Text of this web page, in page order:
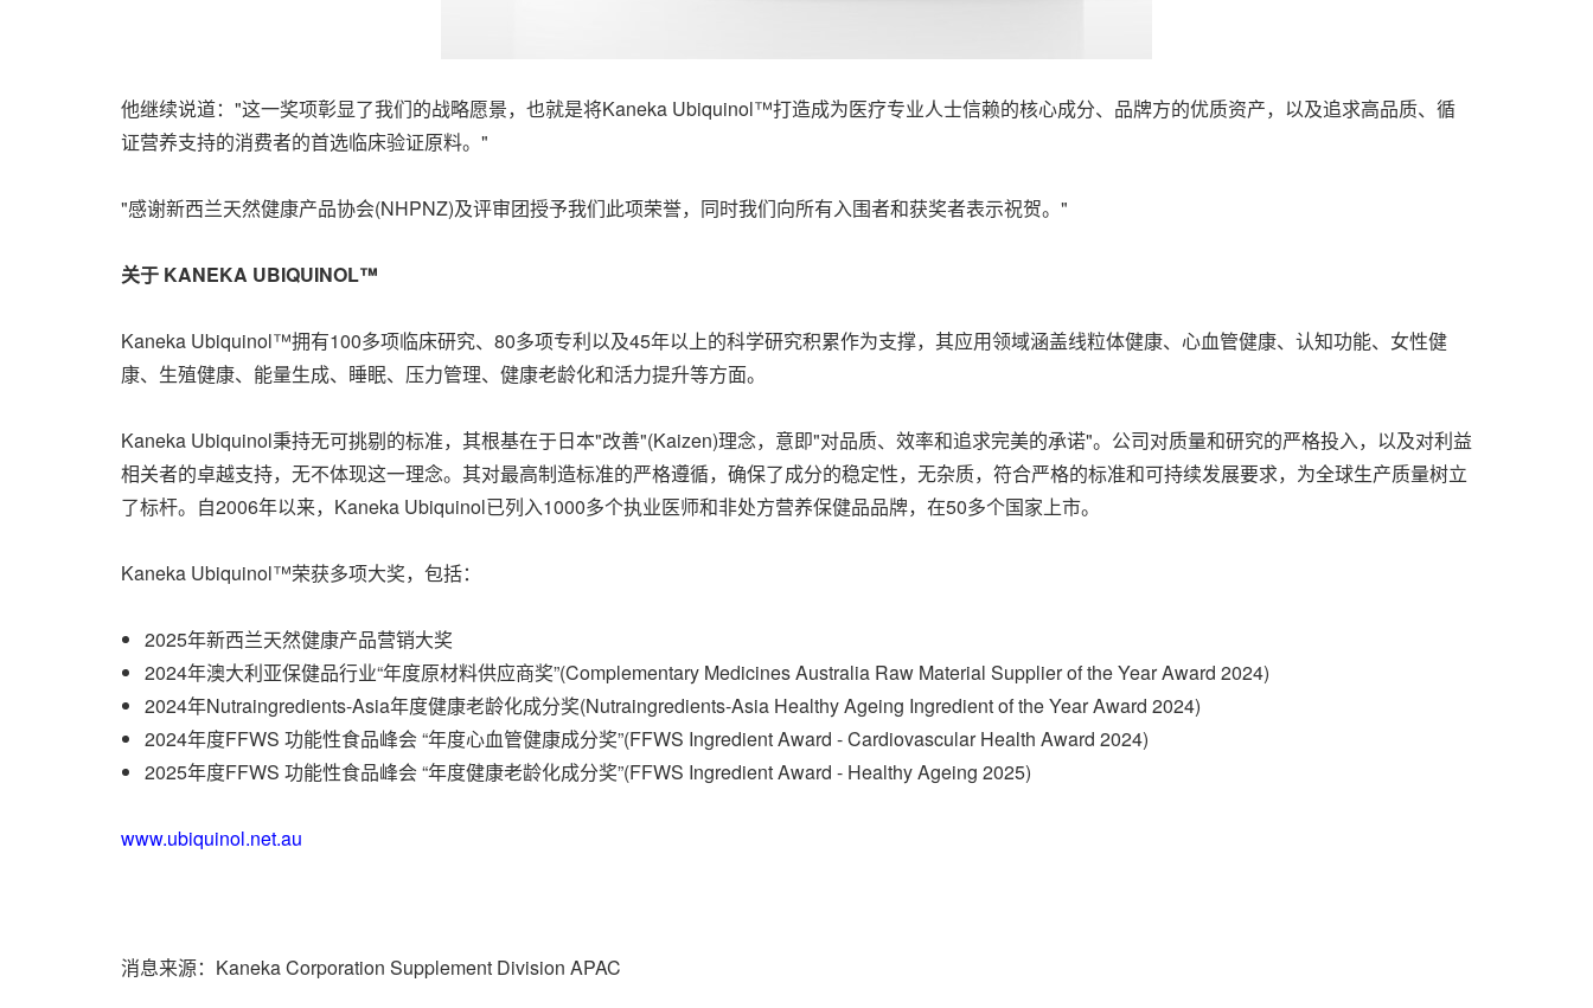
他继续说道："这一奖项彰显了我们的战略愿景，也就是将Kaneka Ubiquinol™打造成为医疗专业人士信赖的核心成分、品牌方的优质资产，以及追求高品质、循
证营养支持的消费者的首选临床验证原料。"
"感谢新西兰天然健康产品协会(NHPNZ)及评审团授予我们此项荣誉，同时我们向所有入围者和获奖者表示祝贺。"
关于 KANEKA UBIQUINOL™
Kaneka Ubiquinol™拥有100多项临床研究、80多项专利以及45年以上的科学研究积累作为支撑， 其应用领域涵盖线粒体健康、心血管健康、认知功能、女性健
康、生殖健康、能量生成、睡眠、压力管理、健康老龄化和活力提升等方面。
Kaneka Ubiquinol秉持无可挑剔的标准，其根基在于日本"改善"(Kaizen)理念，意即"对品质、效率和追求完美的承诺"。公司对质量和研究的严格投入，以及对利益
相关者的卓越支持，无不体现这一理念。其对最高制造标准的严格遵循，确保了成分的稳定性，无杂质，符合严格的标准和可持续发展要求，为全球生产质量树立
了标杆。自2006年以来，Kaneka Ubiquinol已列入1000多个执业医师和非处方营养保健品品牌，在50多个国家上市。
Kaneka Ubiquinol™荣获多项大奖，包括：
2025年新西兰天然健康产品营销大奖
2024年澳大利亚保健品行业“年度原材料供应商奖”(Complementary Medicines Australia Raw Material Supplier of the Year Award 2024)
2024年Nutraingredients-Asia年度健康老龄化成分奖(Nutraingredients-Asia Healthy Ageing Ingredient of the Year Award 2024)
2024年度FFWS 功能性食品峰会 “年度心血管健康成分奖”(FFWS Ingredient Award - Cardiovascular Health Award 2024)
2025年度FFWS 功能性食品峰会 “年度健康老龄化成分奖”(FFWS Ingredient Award - Healthy Ageing 2025)
www.ubiquinol.net.au
消息来源：Kaneka Corporation Supplement Division APAC